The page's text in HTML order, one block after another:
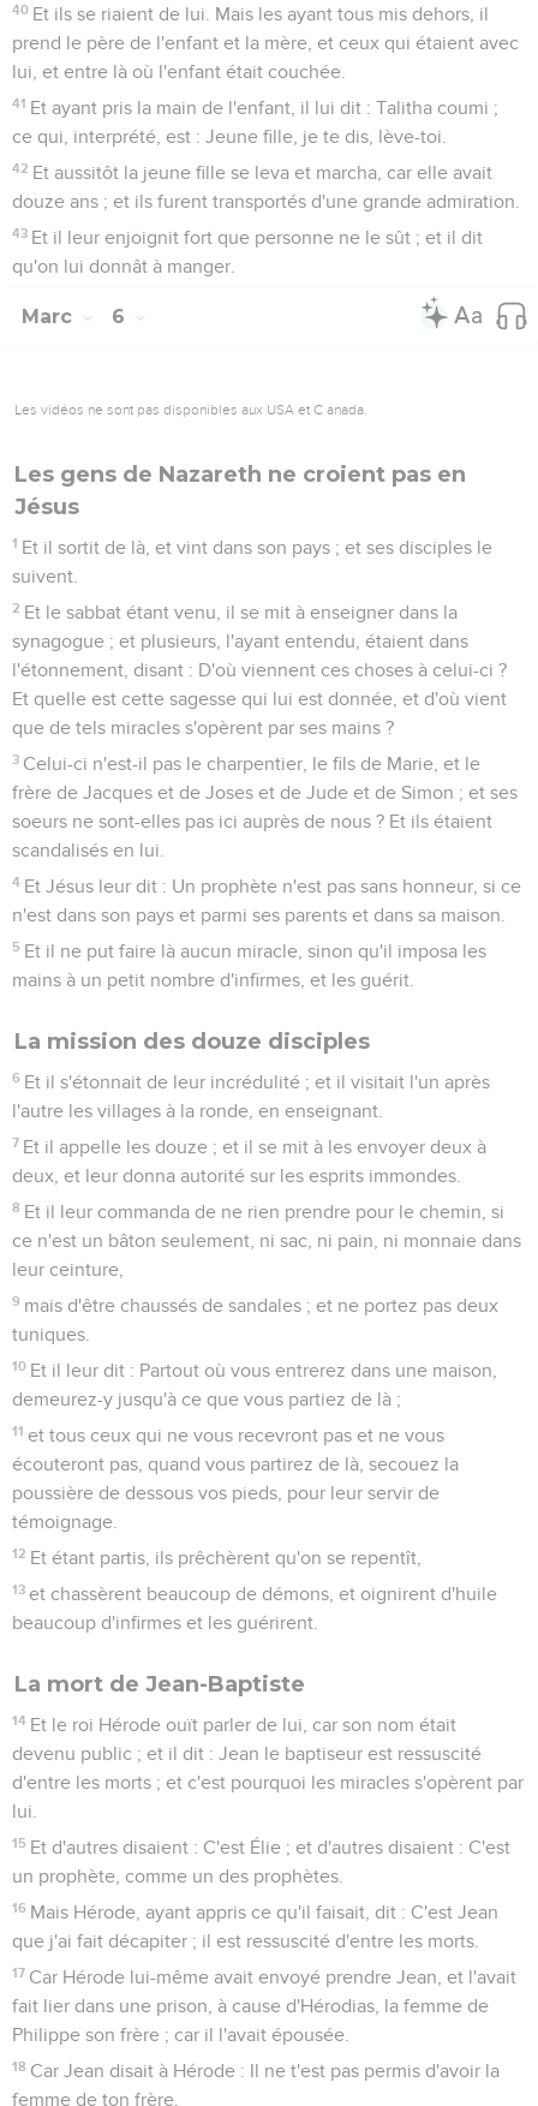
40 Et ils se riaient de lui. Mais les ayant tous mis dehors, il
prend le père de l'enfant et la mère, et ceux qui étaient avec
lui, et entre là où l'enfant était couchée.
41 Et ayant pris la main de l'enfant, il lui dit : Talitha coumi ;
ce qui, interprété, est : Jeune fille, je te dis, lève-toi.
42 Et aussitôt la jeune fille se leva et marcha, car elle avait
douze ans ; et ils furent transportés d'une grande admiration.
43 Et il leur enjoignit fort que personne ne le sût ; et il dit
qu'on lui donnât à manger.
Marc 6
Les vidéos ne sont pas disponibles aux USA et C anada.
Les gens de Nazareth ne croient pas en
Jésus
1 Et il sortit de là, et vint dans son pays ; et ses disciples le
suivent.
2 Et le sabbat étant venu, il se mit à enseigner dans la
synagogue ; et plusieurs, l'ayant entendu, étaient dans
l'étonnement, disant : D'où viennent ces choses à celui-ci ?
Et quelle est cette sagesse qui lui est donnée, et d'où vient
que de tels miracles s'opèrent par ses mains ?
3 Celui-ci n'est-il pas le charpentier, le fils de Marie, et le
frère de Jacques et de Joses et de Jude et de Simon ; et ses
soeurs ne sont-elles pas ici auprès de nous ? Et ils étaient
scandalisés en lui.
4 Et Jésus leur dit : Un prophète n'est pas sans honneur, si ce
n'est dans son pays et parmi ses parents et dans sa maison.
5 Et il ne put faire là aucun miracle, sinon qu'il imposa les
mains à un petit nombre d'infirmes, et les guérit.
La mission des douze disciples
6 Et il s'étonnait de leur incrédulité ; et il visitait l'un après
l'autre les villages à la ronde, en enseignant.
7 Et il appelle les douze ; et il se mit à les envoyer deux à
deux, et leur donna autorité sur les esprits immondes.
8 Et il leur commanda de ne rien prendre pour le chemin, si
ce n'est un bâton seulement, ni sac, ni pain, ni monnaie dans
leur ceinture,
9 mais d'être chaussés de sandales ; et ne portez pas deux
tuniques.
10 Et il leur dit : Partout où vous entrerez dans une maison,
demeurez-y jusqu'à ce que vous partiez de là ;
11 et tous ceux qui ne vous recevront pas et ne vous
écouteront pas, quand vous partirez de là, secouez la
poussière de dessous vos pieds, pour leur servir de
témoignage.
12 Et étant partis, ils prêchèrent qu'on se repentît,
13 et chassèrent beaucoup de démons, et oignirent d'huile
beaucoup d'infirmes et les guérirent.
La mort de Jean-Baptiste
14 Et le roi Hérode ouït parler de lui, car son nom était
devenu public ; et il dit : Jean le baptiseur est ressuscité
d'entre les morts ; et c'est pourquoi les miracles s'opèrent par
lui.
15 Et d'autres disaient : C'est Élie ; et d'autres disaient : C'est
un prophète, comme un des prophètes.
16 Mais Hérode, ayant appris ce qu'il faisait, dit : C'est Jean
que j'ai fait décapiter ; il est ressuscité d'entre les morts.
17 Car Hérode lui-même avait envoyé prendre Jean, et l'avait
fait lier dans une prison, à cause d'Hérodias, la femme de
Philippe son frère ; car il l'avait épousée.
18 Car Jean disait à Hérode : Il ne t'est pas permis d'avoir la
femme de ton frère.